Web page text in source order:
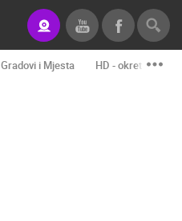
Gradovi i Mjesta HD - okretne